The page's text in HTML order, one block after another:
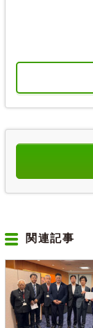
関連記事